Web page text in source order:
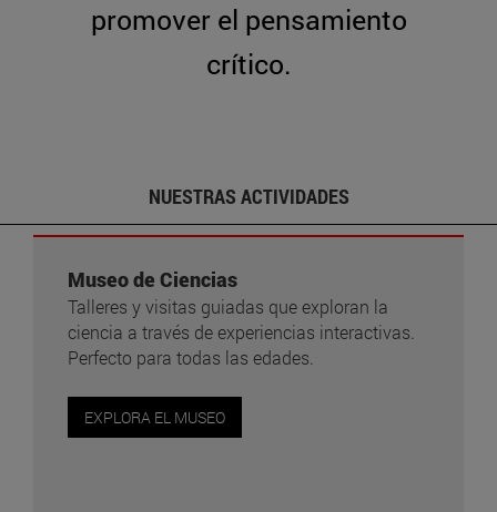
promover el pensamiento
crítico.
NUESTRAS ACTIVIDADES
Museo de Ciencias
Talleres y visitas guiadas que exploran la
ciencia a través de experiencias interactivas.
Perfecto para todas las edades.
EXPLORA EL MUSEO